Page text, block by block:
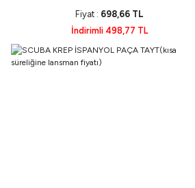
Fiyat : 698,66 TL
İndirimli 498,77 TL